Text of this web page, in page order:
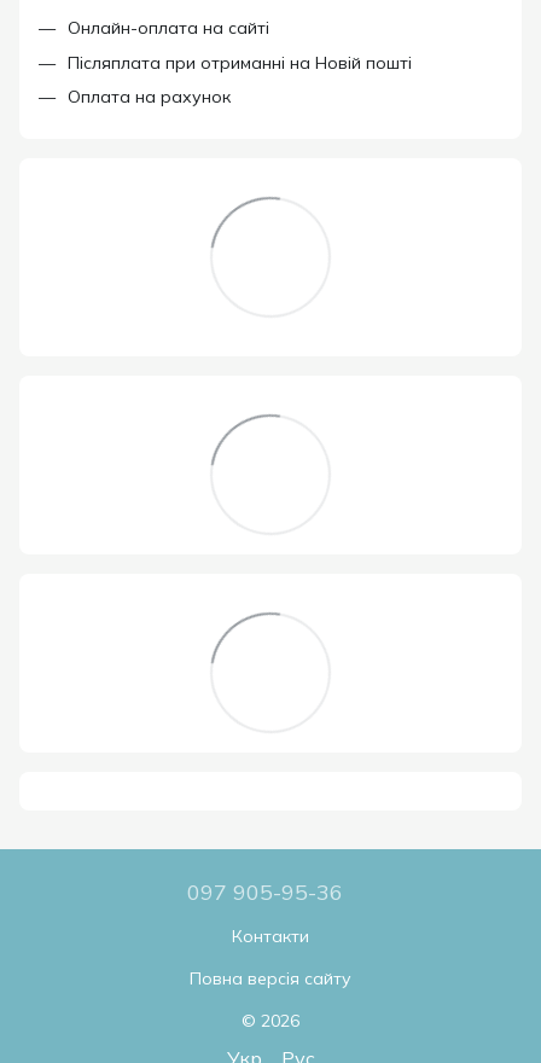
Онлайн-оплата на сайті
Післяплата при отриманні на Новій пошті
Оплата на рахунок
097 905-95-36
Контакти
Повна версія сайту
© 2026
Укр Рус